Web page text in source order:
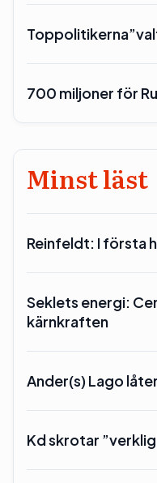
700 miljoner för
Minst läst
Reinfeldt: I första
Seklets energi:
kärnkraften
Ander(s) Lago
Kd skrotar